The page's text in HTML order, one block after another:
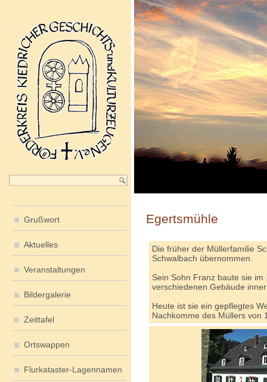
Grußwort
Aktuelles
Veranstaltungen
Bildergalerie
Zeittafel
Ortswappen
Flurkataster-Lagennamen
Egertsmühle
Die früher der Müllerfamilie
Schwalbach übernommen.
Sein Sohn Franz baute sie
verschiedenen Gebäude
Heute ist sie ein gepflegtes
Nachkomme des Müllers von